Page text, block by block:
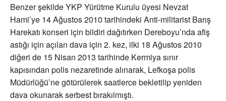
Benzer şekilde YKP Yürütme Kurulu üyesi Nevzat
Hami’ye 14 Ağustos 2010 tarihindeki Anti-militarist Barış
Harekatı konseri için bildiri dağıtırken Dereboyu’nda afiş
astığı için açılan dava için 2. kez, ilki 18 Ağustos 2010
diğeri de 15 Nisan 2013 tarihinde Kermiya sınır
kapısından polis nezaretinde alınarak, Lefkoşa polis
Müdürlüğü’ne götürülerek saatlerce bekletilip yeniden
dava okunarak serbest bırakılmıştı.